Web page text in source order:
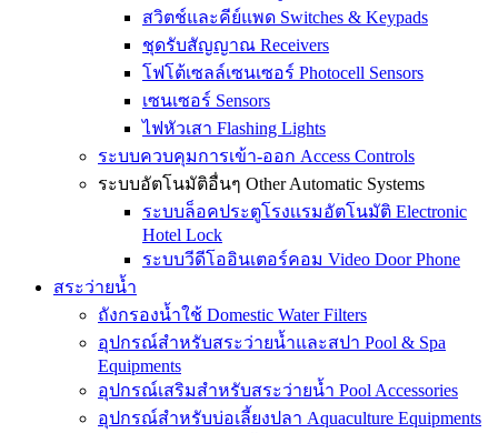
สวิตช์และคีย์แพด Switches & Keypads
ชุดรับสัญญาณ Receivers
โฟโต้เซลล์เซนเซอร์ Photocell Sensors
เซนเซอร์ Sensors
ไฟหัวเสา Flashing Lights
ระบบควบคุมการเข้า-ออก Access Controls
ระบบอัตโนมัติอื่นๆ Other Automatic Systems
ระบบล็อคประตูโรงเเรมอัตโนมัติ Electronic
Hotel Lock
ระบบวีดีโออินเตอร์คอม Video Door Phone
สระว่ายน้ำ
ถังกรองน้ำใช้ Domestic Water Filters
อุปกรณ์สำหรับสระว่ายน้ำและสปา Pool & Spa
Equipments
อุปกรณ์เสริมสำหรับสระว่ายน้ำ Pool Accessories
อุปกรณ์สำหรับบ่อเลี้ยงปลา Aquaculture Equipments